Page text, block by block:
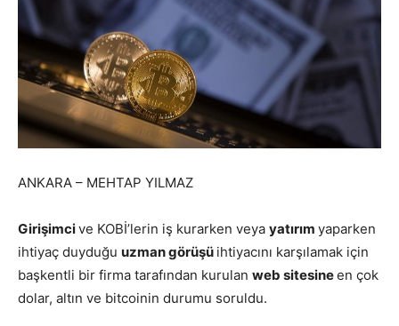
ANKARA – MEHTAP YILMAZ
Girişimcive KOBİ’lerin iş kurarken veya yatırım yaparken
ihtiyaç duyduğu uzman görüşü ihtiyacını karşılamak için
başkentli bir firma tarafından kurulan web sitesineen çok
dolar, altın ve bitcoinin durumu soruldu.